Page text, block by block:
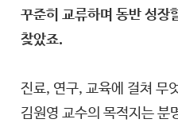
꾸준히 교류하며 동반 성장
찾았죠.
진료, 연구, 교육에 걸쳐 무
김원영 교수의 목적지는 분